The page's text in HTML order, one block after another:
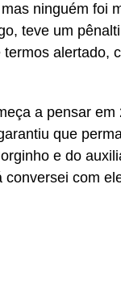
ninguém foi
teve um
alertado,
a pensar
que
e do
com